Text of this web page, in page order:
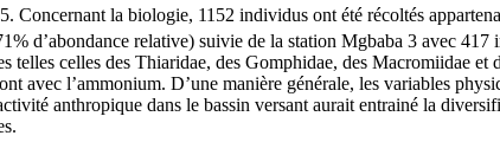
la biologie, 1152 individus ont été récoltés
d’abondance relative) suivie de la station Mgbaba 3 avec
celles des Thiaridae, des Gomphidae, des Macromiidae
avec l’ammonium. D’une manière générale, les variables
anthropique dans le bassin versant aurait entrainé la